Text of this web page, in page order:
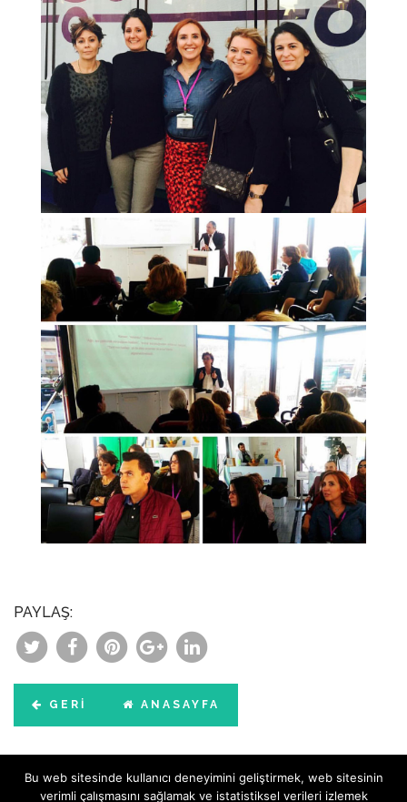
PAYLAŞ:
GERI ANASAYFA
Bu web sitesinde kullanıcı deneyimini geliştirmek, web sitesinin
verimli çalışmasını sağlamak ve istatistiksel verileri izlemek